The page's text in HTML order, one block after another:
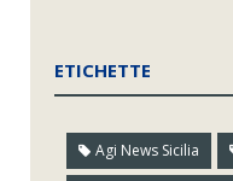
ETICHETTE
Agi News Sicilia